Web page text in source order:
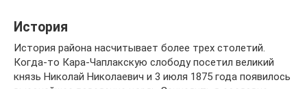
История
История района насчитывает более трех столетий.
Когда-то Кара-Чаплакскую слободу посетил великий
князь Николай Николаевич и 3 июля 1875 года появилось